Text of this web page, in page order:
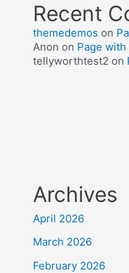
Recent
themedemos on
Anon on Page
tellyworthtest2 on
Archives
April 2026
March 2026
February 2026